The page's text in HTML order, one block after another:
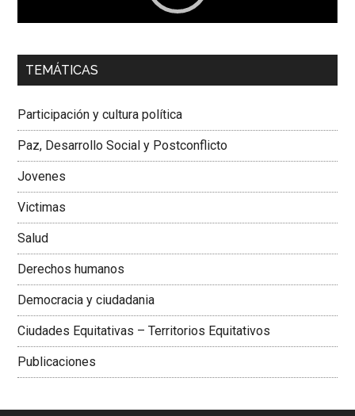
00:00 01:04
Colombiana
TEMÁTICAS
Participación y cultura política
Paz, Desarrollo Social y Postconflicto
Jovenes
Victimas
Salud
Derechos humanos
Democracia y ciudadania
Ciudades Equitativas – Territorios Equitativos
Publicaciones